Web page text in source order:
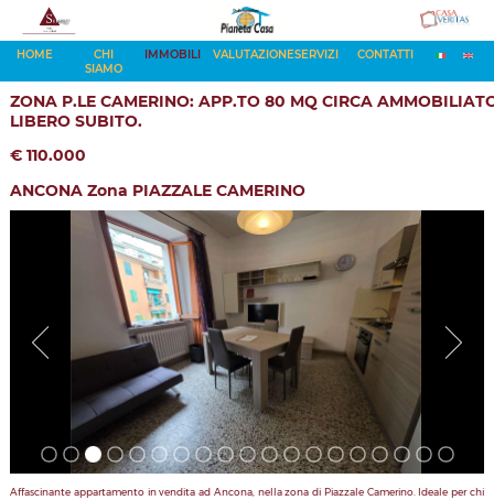
HOME
CHI
SIAMO
IMMOBILI VALUTAZIONESERVIZI CONTATTI
ZONA P.LE CAMERINO: APP.TO 80 MQ CIRCA
LIBERO SUBITO.
€ 110.000
ANCONA Zona PIAZZALE CAMERINO
Affascinante appartamento in vendita ad Ancona, nella zona di Piazzale Camerino. Ideale per chi